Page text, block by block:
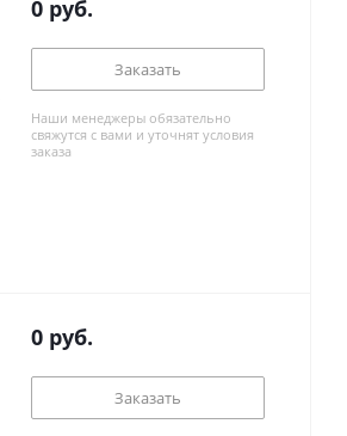
0 руб.
Заказать
Наши менеджеры обязательно
свяжутся с вами и уточнят условия
заказа
0 руб.
Заказать